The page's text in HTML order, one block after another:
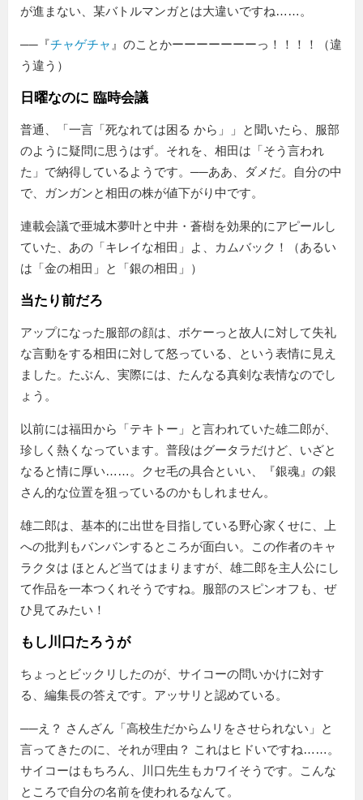
が進まない、某バトルマンガとは大違いですね……。
──『チャゲチャ 』のことかーーーーーーーっ！！！！（違
う違う）
日曜なのに 臨時会議
普通、 一言「死なれては困る から」
と聞いたら、服部
のように疑問に思うはず。それを、相田は
そう言われ
た
で納得しているようです。──ああ、ダメだ。自分の中
で、ガンガンと相田の株が値下がり中です。
連載会議で亜城木夢叶と中井・蒼樹を効果的にアピールし
ていた、あの「キレイな相田」よ、カムバック！（あるい
は「金の相田」と「銀の相田」）
当たり前だろ
アップになった服部の顔は、ボケーっと故人に対して失礼
な言動をする相田に対して怒っている、という表情に見え
ました。たぶん、実際には、たんなる真剣な表情なのでし
ょう。
以前には福田から「テキトー」と言われていた雄二郎が、
珍しく熱くなっています。普段はグータラだけど、いざと
なると情に厚い……。クセ毛の具合といい、『銀魂』の銀
さん的な位置を狙っているのかもしれません。
雄二郎は、基本的に出世を目指している野心家くせに、上
への批判もバンバンするところが面白い。この作者のキャ
ラクタは ほとんど当てはまりますが、雄二郎を主人公にし
て作品を一本つくれそうですね。服部のスピンオフも、ぜ
ひ見てみたい！
もし川口たろうが
ちょっとビックリしたのが、サイコーの問いかけに対す
る、編集長の答えです。アッサリと認めている。
──え？ さんざん「高校生だからムリをさせられない」と
言ってきたのに、それが理由？ これはヒドいですね……。
サイコーはもちろん、川口先生もカワイそうです。こんな
ところで自分の名前を使われるなんて。